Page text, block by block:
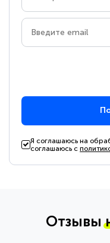
Я соглашаюсь на
соглашаюсь с
Отзывы